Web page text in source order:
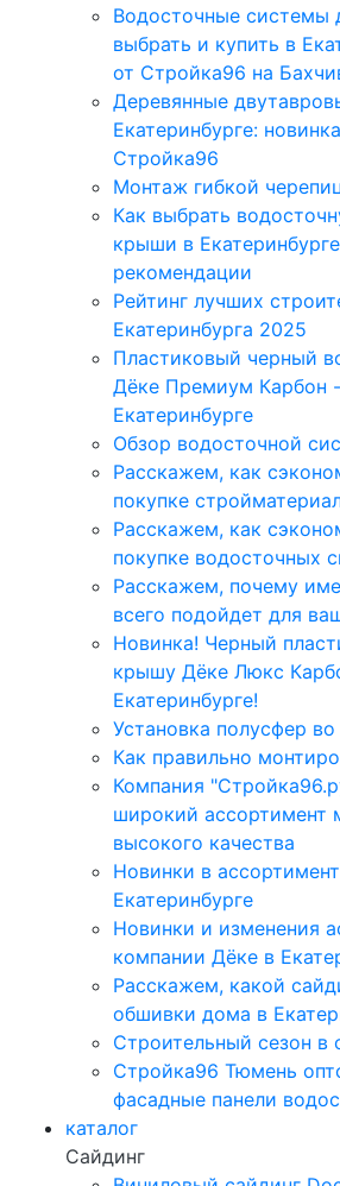
Водосточные системы
выбрать и купить в
от Стройка96 на
Деревянные
Екатеринбурге:
Стройка96
Монтаж гибкой
Как выбрать
крыши в
рекомендации
Рейтинг лучших
Екатеринбурга 2025
Пластиковый черный
Дёке Премиум Карбон
Екатеринбурге
Обзор водосточной
Расскажем, как
покупке
Расскажем, как
покупке водосточных
Расскажем, почему
всего подойдет для
Новинка! Черный
крышу Дёке Люкс
Екатеринбурге!
Установка полусфер
Как правильно
Компания
широкий ассортимент
высокого качества
Новинки в
Екатеринбурге
Новинки и изменения
компании Дёке в
Расскажем, какой
обшивки дома в
Строительный сезон в
Стройка96 Тюмень
фасадные панели
каталог
Сайдинг